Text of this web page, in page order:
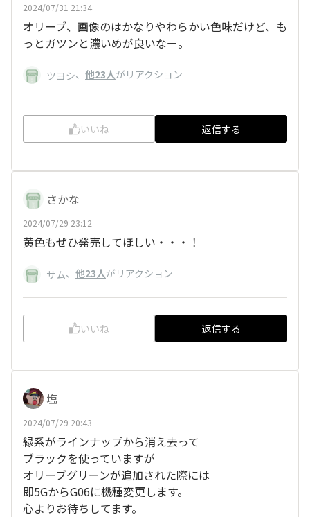
2024/07/31 21:34
オリーブ、画像のはかなりやわらかい色味だけど、も
っとガツンと濃いめが良いなー。
ツヨシ、 他23人がリアクション
いいね 返信する
さかな
2024/07/29 23:12
黄色もぜひ発売してほしい・・・！
サム、 他23人がリアクション
いいね 返信する
塩
2024/07/29 20:43
緑系がラインナップから消え去って
ブラックを使っていますが
オリーブグリーンが追加された際には
即5GからG06に機種変更します。
心よりお待ちしてます。